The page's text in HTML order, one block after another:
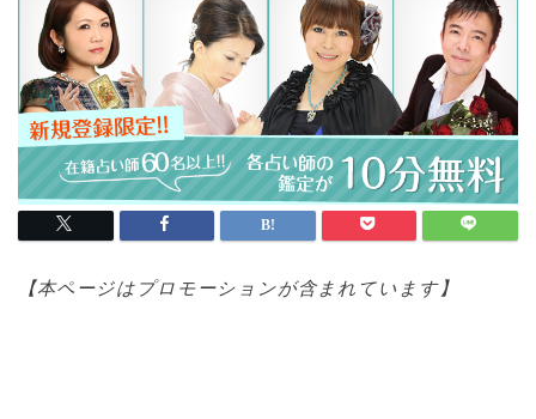
【本ページはプロモーションが含まれています】